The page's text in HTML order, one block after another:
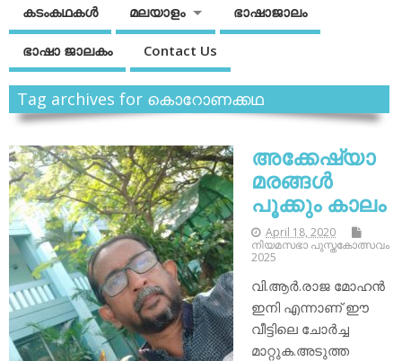
കടംകഥകള്‍ മലയാളം ഭാഷാജാലം
ഭാഷാ ജാലകം Contact Us
Tag archives for കൊറോണക്കഥ
അക്കേഷ്യാ
മരങ്ങള്‍
പൂക്കും കാലം
April 18, 2020
നിയമസഭാ പുസ്തകോത്സവം
2025
വി.ആര്‍.രാജ മോഹന്‍
ഇനി എന്നാണ് ഈ
വീട്ടിലെ ചോര്‍ച്ച
മാറ്റുക.അടുത്ത